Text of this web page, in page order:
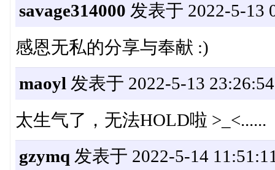
savage314000 发表于 2022-5-13
感恩无私的分享与奉献 :)
maoyl 发表于 2022-5-13 23:26:54
太生气了，无法HOLD啦 >_<......
gzymq 发表于 2022-5-14